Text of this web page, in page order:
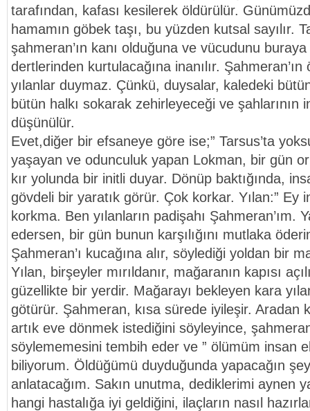
tarafından, kafası kesilerek öldürülür.
hamamın göbek taşı, bu yüzden kutsal sayılır.
şahmeran’ın kanı olduğuna ve vücudunu
dertlerinden kurtulacağına inanılır.
yılanlar duymaz. Çünkü, duysalar, kaledeki
bütün halkı sokarak zehirleyeceği ve şahlarının
düşünülür.
Evet,diğer bir efsaneye göre ise;” Tarsus’ta
yaşayan ve odunculuk yapan Lokman, bir gün
kır yolunda bir initli duyar. Dönüp baktığında,
gövdeli bir yaratık görür. Çok korkar. Yılan:” Ey
korkma. Ben yılanların padişahı Şahmeran’ım.
edersen, bir gün bunun karşılığını mutlaka
Şahmeran’ı kucağına alır, söylediği yoldan bir
Yılan, birşeyler mırıldanır, mağaranın kapısı
güzellikte bir yerdir. Mağarayı bekleyen kara
götürür. Şahmeran, kısa sürede iyileşir. Aradan
artık eve dönmek istediğini söyleyince,
söylememesini tembih eder ve ” ölümüm insan
biliyorum. Öldüğümü duyduğunda yapacağın
anlatacağım. Sakın unutma, dediklerimi aynen
hangi hastalığa iyi geldiğini, ilaçların nasıl